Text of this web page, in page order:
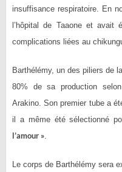
insuffisance respiratoire. En
l’hôpital de Taaone et
complications liées au
Barthélémy, un des piliers de
80% de sa production
Arakino. Son premier tube a
il a même été sélectionné
l’amour ».
Le corps de Barthélémy sera